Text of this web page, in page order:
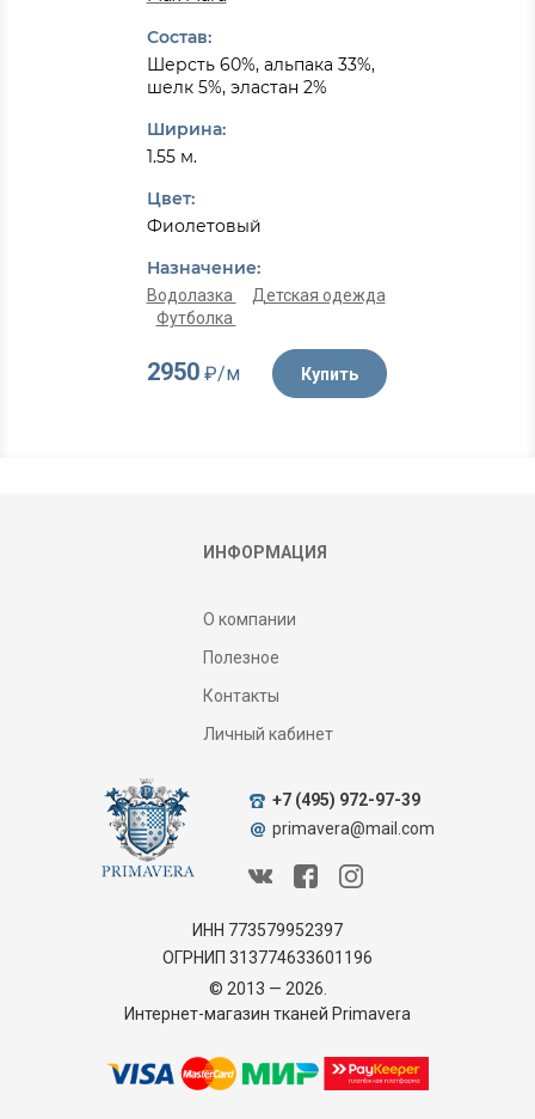
Состав:
Шерсть 60%, альпака 33%,
шелк 5%, эластан 2%
Ширина:
1.55 м.
Цвет:
Фиолетовый
Назначение:
Водолазка
Детская одежда
Футболка
2950₽/м Купить
ИНФОРМАЦИЯ
О компании
Полезное
Контакты
Личный кабинет
ИНН 773579952397
ОГРНИП 313774633601196
© 2013 — 2026.
Интернет-магазин тканей Primavera
+7 (495) 972-97-39
primavera@mail.com